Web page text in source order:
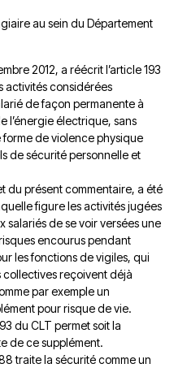
au sein du Département
2012, a réécrit l’article 193
activités considérées
de façon permanente à
l’énergie électrique, sans
de violence physique
de sécurité personnelle et
du présent commentaire, a été
figure les activités jugées
salariés de se voir versées une
encourus pendant
les fonctions de vigiles, qui
reçoivent déjà
par exemple un
pour risque de vie.
du CLT permet soit la
de ce supplément.
traite la sécurité comme un